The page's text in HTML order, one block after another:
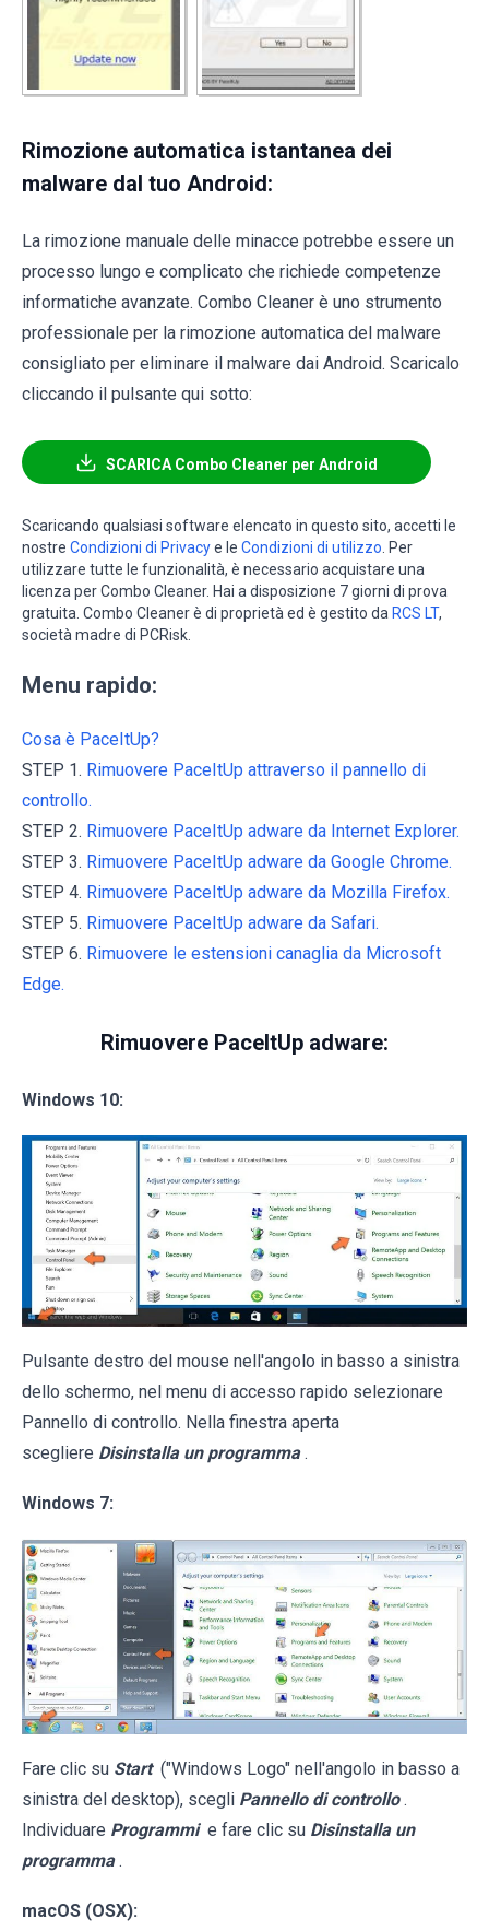
Rimozione automatica istantanea dei
malware dal tuo Android:
La rimozione manuale delle minacce potrebbe essere un
processo lungo e complicato che richiede competenze
informatiche avanzate. Combo Cleaner è uno strumento
professionale per la rimozione automatica del malware
consigliato per eliminare il malware dai Android. Scaricalo
cliccando il pulsante qui sotto:
SCARICA Combo Cleaner per Android
Scaricando qualsiasi software elencato in questo sito, accetti le
nostre Condizioni di Privacye le Condizioni di utilizzo. Per
utilizzare tutte le funzionalità, è necessario acquistare una
licenza per Combo Cleaner. Hai a disposizione 7 giorni di prova
gratuita. Combo Cleaner è di proprietà ed è gestito da RCS LT,
società madre di PCRisk.
Menu rapido:
Cosa è PaceItUp?
STEP 1. Rimuovere PaceItUp attraverso il pannello di
controllo.
STEP 2. Rimuovere PaceItUp adware da Internet Explorer.
STEP 3. Rimuovere PaceItUp adware da Google Chrome.
STEP 4. Rimuovere PaceItUp adware da Mozilla Firefox.
STEP 5. Rimuovere PaceItUp adware da Safari.
STEP 6. Rimuovere le estensioni canaglia da Microsoft
Edge.
Rimuovere PaceItUp adware:
Windows 10:
Pulsante destro del mouse nell'angolo in basso a sinistra
dello schermo, nel menu di accesso rapido selezionare
Pannello di controllo. Nella finestra aperta
scegliere Disinstalla un programma .
Windows 7:
Fare clic su Start ("Windows Logo" nell'angolo in basso a
sinistra del desktop), scegli Pannello di controllo .
Individuare Programmi e fare clic su Disinstalla un
programma .
macOS (OSX):